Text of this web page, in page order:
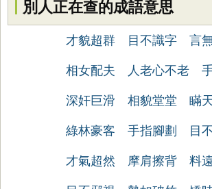
別人正在查的成語意思
才貌超群 目不識字 言
相女配夫 人老心不老
深奸巨滑 相貌堂堂 瞞
綠林豪客 手指腳劃 目
才氣超然 摩肩擦背 料